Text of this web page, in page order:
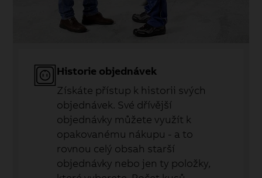
Historie objednávek
Získáte přístup k historii svých
objednávek. Své dřívější
objednávky můžete využít k
opakovanému nákupu - a to
rovnou celý obsah starší
objednávky nebo jen ty položky,